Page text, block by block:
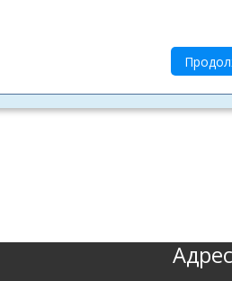
Адрес